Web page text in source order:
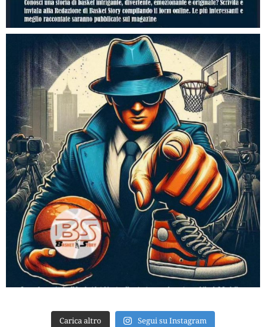
Carica altro Segui su Instagram